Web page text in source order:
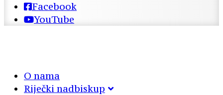
Facebook
YouTube
O nama
Riječki nadbiskup